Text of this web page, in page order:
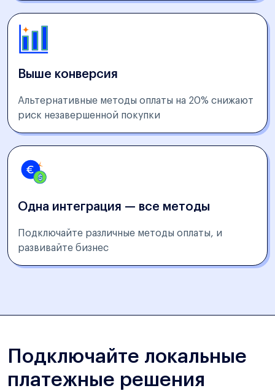
Выше конверсия
Альтернативные методы оплаты на 20% снижают
риск незавершенной покупки
Одна интеграция — все методы
Подключайте различные методы оплаты, и
развивайте бизнес
Подключайте локальные
платежные решения